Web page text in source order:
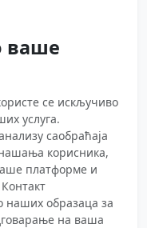
ваше
се искључиво
услуга.
саобраћаја
корисника,
платформе и
наших образаца за
на ваша